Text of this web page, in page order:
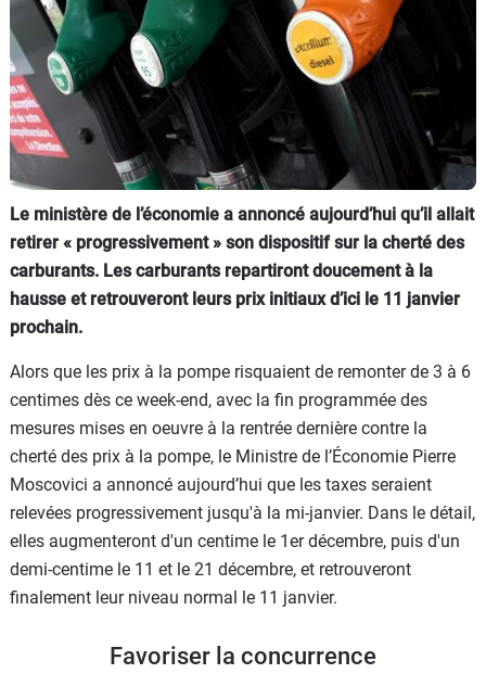
Forum
Moto
Marques
Le ministère de l’économie a annoncé aujourd’hui qu’il allait
retirer « progressivement » son dispositif sur la cherté des
carburants. Les carburants repartiront doucement à la
hausse et retrouveront leurs prix initiaux d’ici le 11 janvier
prochain.
Alors que les prix à la pompe risquaient de remonter de 3 à 6
centimes dès ce week-end, avec la fin programmée des
mesures mises en oeuvre à la rentrée dernière contre la
cherté des prix à la pompe, le Ministre de l’Économie Pierre
Moscovici a annoncé aujourd’hui que les taxes seraient
relevées progressivement jusqu'à la mi-janvier. Dans le détail,
elles augmenteront d'un centime le 1er décembre, puis d'un
demi-centime le 11 et le 21 décembre, et retrouveront
finalement leur niveau normal le 11 janvier.
Favoriser la concurrence